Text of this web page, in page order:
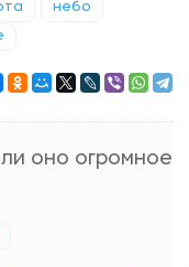
небо
оно огромное